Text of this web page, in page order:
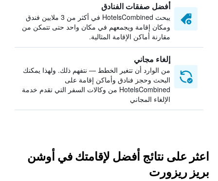
أفضل صفقات الفنادق
يبحث HotelsCombined في أكثر من 3 ملايين فندق
ومكان إقامة ويجمعهم في مكان واحد حتى تتمكن من
مقارنة أماكن الإقامة المثالية.
إلغاء مجاني
من الوارد أن تتغير الخطط — نتفهم ذلك. ولهذا يمكنك
البحث وحجز فنادق وأماكن إقامة على
HotelsCombined من وكالات السفر التي تقدم خدمة
الإلغاء المجاني
اعثر على نتائج أفضل لإقامتك في أوشن
بريز ريزورت